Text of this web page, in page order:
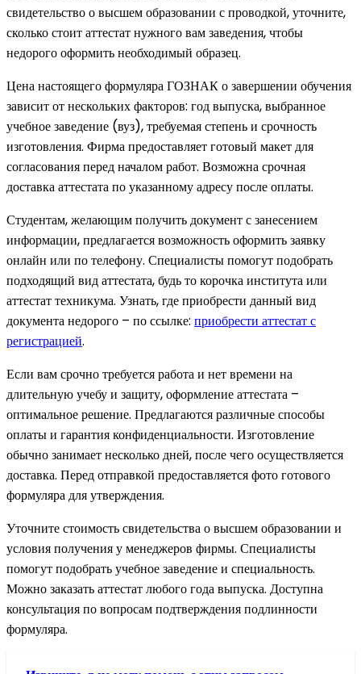
свидетельство о высшем образовании с проводкой, уточните,
сколько стоит аттестат нужного вам заведения, чтобы
недорого оформить необходимый образец.
Цена настоящего формуляра ГОЗНАК о завершении обучения
зависит от нескольких факторов: год выпуска, выбранное
учебное заведение (вуз), требуемая степень и срочность
изготовления. Фирма предоставляет готовый макет для
согласования перед началом работ. Возможна срочная
доставка аттестата по указанному адресу после оплаты.
Студентам, желающим получить документ с занесением
информации, предлагается возможность оформить заявку
онлайн или по телефону. Специалисты помогут подобрать
подходящий вид аттестата, будь то корочка института или
аттестат техникума. Узнать, где приобрести данный вид
документа недорого – по ссылке: приобрести аттестат с
регистрацией.
Если вам срочно требуется работа и нет времени на
длительную учебу и защиту, оформление аттестата –
оптимальное решение. Предлагаются различные способы
оплаты и гарантия конфиденциальности. Изготовление
обычно занимает несколько дней, после чего осуществляется
доставка. Перед отправкой предоставляется фото готового
формуляра для утверждения.
Уточните стоимость свидетельства о высшем образовании и
условия получения у менеджеров фирмы. Специалисты
помогут подобрать учебное заведение и специальность.
Можно заказать аттестат любого года выпуска. Доступна
консультация по вопросам подтверждения подлинности
формуляра.